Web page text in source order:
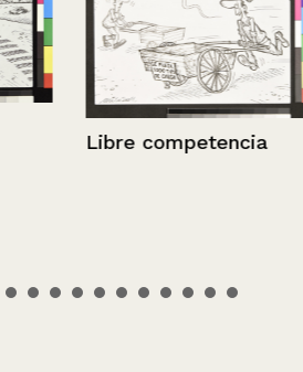
Libre competencia